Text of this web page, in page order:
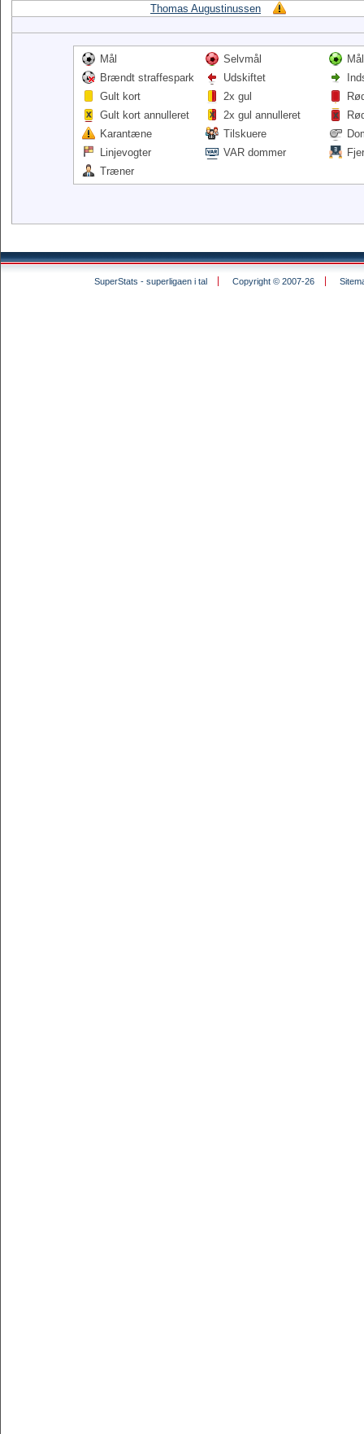
Thomas Augustinussen
Mål Selvmål
Brændt straffespark
Udskiftet
Gult kort
2x gul
Gult kort annulleret
2x gul annulleret
Karantæne
Tilskuere
Linjevogter
VAR dommer
Træner
SuperStats - superligaen i tal Copyright © 2007-26